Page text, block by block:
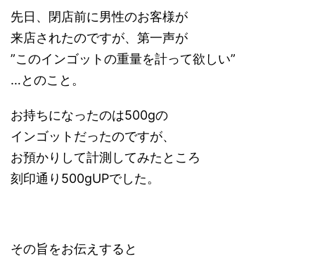
先日、閉店前に男性のお客様が
来店されたのですが、第一声が
”このインゴットの重量を計って欲しい”
…とのこと。
お持ちになったのは500gの
インゴットだったのですが、
お預かりして計測してみたところ
刻印通り500gUPでした。
その旨をお伝えすると